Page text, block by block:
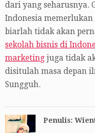
dari yang seharusnya.
Indonesia
biarlah tidak akan
sekolah bisnis di
marketing juga tidak
disitulah masa depan
Sungguh.
Penulis: